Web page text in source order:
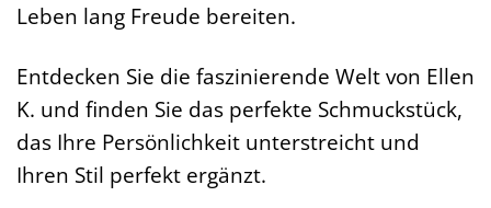
Leben lang Freude bereiten.
Entdecken Sie die faszinierende Welt von Ellen
K. und finden Sie das perfekte Schmuckstück,
das Ihre Persönlichkeit unterstreicht und
Ihren Stil perfekt ergänzt.